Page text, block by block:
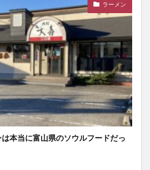
ラーメン
本当に富山県のソウルフードだっ